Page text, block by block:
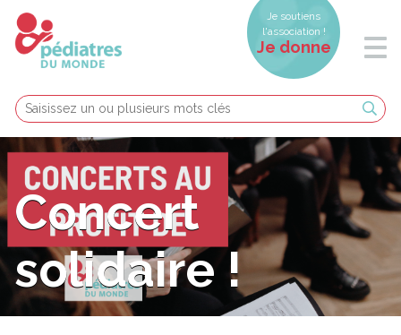
Je soutiens
l'association !
Je donne
Concert
solidaire !